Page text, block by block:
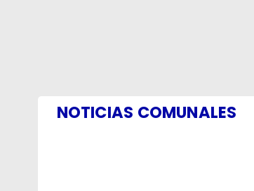
NOTICIAS COMUNALES